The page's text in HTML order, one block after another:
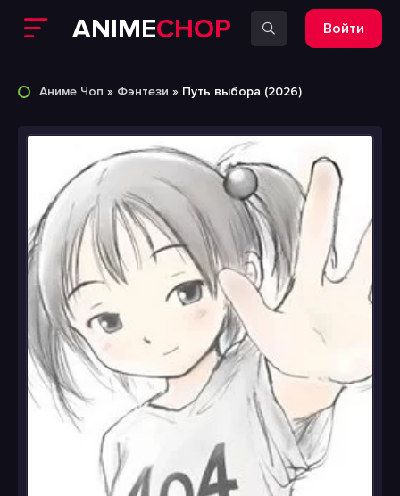
ANIMECHOP Войти
Аниме Чоп » Фэнтези » Путь выбора (2026)